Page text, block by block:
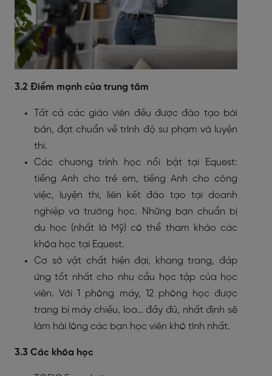
3.2 Điểm mạnh của trung tâm
Tất cả các giáo viên đều được đào tạo bài
bản, đạt chuẩn về trình độ sư phạm và luyện
thi.
Các chương trình học nổi bật tại Equest:
tiếng Anh cho trẻ em, tiếng Anh cho công
việc, luyện thi, liên kết đào tạo tại doanh
nghiệp và trường học. Những bạn chuẩn bị
du học (nhất là Mỹ) có thể tham khảo các
khóa học tại Equest.
Cơ sở vật chất hiện đại, khang trang, đáp
ứng tốt nhất cho nhu cầu học tập của học
viên. Với 1 phòng máy, 12 phòng học được
trang bị máy chiếu, loa… đầy đủ, nhất định sẽ
làm hài lòng các bạn học viên khó tính nhất.
3.3 Các khóa học